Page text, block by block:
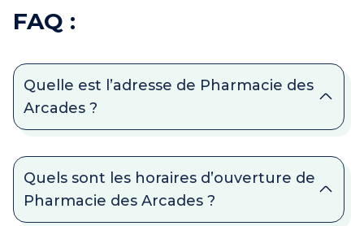
FAQ :
Quelle est l’adresse de Pharmacie des
Arcades ?
Quels sont les horaires d’ouverture de
Pharmacie des Arcades ?